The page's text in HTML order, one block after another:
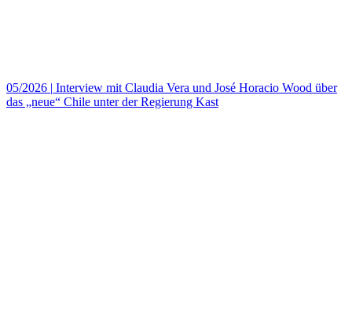
05/2026 | Interview mit Claudia Vera und José Horacio Wood über
das „neue“ Chile unter der Regierung Kast